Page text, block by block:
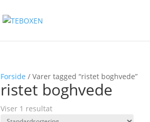
Forside / Varer tagged “ristet boghvede”
ristet boghvede
Viser 1 resultat